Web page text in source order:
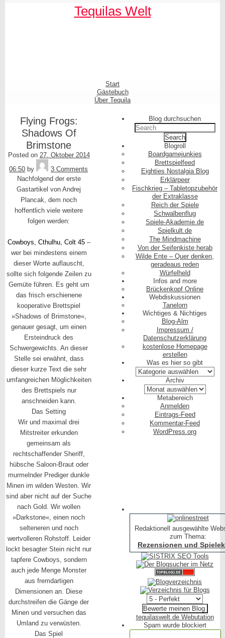
to
content
Tequilas Welt
Shrunk
Expand
Start
Gästebuch
Über Tequila
Flying Frogs:
Shadows Of
Brimstone
Posted on 27. Oktober 2014
06:50 by
3 Comments
Nachfolgend der erste
Gastartikel von Andrej
Plancak, dem noch
hoffentlich viele weitere
folgen werden:
Cowboys, Cthulhu, Colt 45 –
wer bei mindestens einem
dieser Worte auflauscht,
sollte sich folgende Zeilen zu
Gemüte führen. Es geht um
das frisch erschienene
kooperative Brettspiel
»Shadows of Brimstone«,
genauer gesagt, um einen
Ersteindruck des
Schwergewichts. An dieser
Stelle sei erwähnt, dass
dieser kurze Text die sehr
umfangreichen Möglichkeiten
des Brettspiels nur
anschneiden kann.
Das Setting
Wir und maximal drei
Mitstreiter erkunden
gemeinsam als
rechtschaffender Sheriff,
hübsche Saloon-Braut oder
murmelnder Prediger dunkle
Minen im wilden Westen. Wir
sind aber nicht auf der Suche
nach Gold. Wir wollen
»Darkstone«, einen noch
selteneren und noch
wertvolleren Rohstoff. Leider
lockt besagter Stein nicht nur
tapfere Cowboys, sondern
auch jede Menge Monster
aus fremdartigen
Dimensionen an. Diese
durchstreifen die Gänge der
Minen und versuchen das
Umland zu verwüsten.
Das Spiel
Blog durchsuchen
Search
for:
Blogroll
Boardgamejunkies
Brettspielfeed
Eighties Nostalgia Blog
Erklärpeer
Fischkrieg – Tabletopzubehör
der Extraklasse
Reich der Spiele
Schwalbenflug
Spiele-Akademie.de
Spielkult.de
The Mindmachine
Von der Seifenkiste herab
Wilde Ente – Quer denken,
geradeaus reden
Würfelheld
Infos and more
Brückenkopf Online
Webdiskussionen
Tanelorn
Wichtiges & Nichtiges
Blog-Alm
Impressum /
Datenschutzerklärung
kostenlose Homepage
erstellen
Was es hier so gibt
Was
es
hier
Archiv
Archiv
Metabereich
Anmelden
Eintrags-Feed
Kommentar-Feed
WordPress.org
Redaktionell ausgewählte
zum Thema:
Rezensionen und
tequilaswelt.de Webutation
Spam wurde blockiert